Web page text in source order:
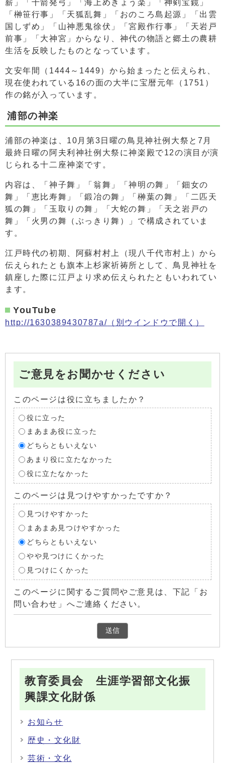
薪」「千箭発弓」「海上めきょう楽」「神剣宝鏡」
「榊笹行事」「天狐乱舞」「おのころ島起源」「出雲
国しずめ」「山神悪鬼徐伏」「宮殿作行事」「天岩戸
前事」「大神宮」からなり、神代の物語と郷土の農耕
生活を反映したものとなっています。
文安年間（1444～1449）から始まったと伝えられ、
現在使われている16の面の大半に宝暦元年（1751）
作の銘が入っています。
浦部の神楽
浦部の神楽は、10月第3日曜の鳥見神社例大祭と7月
最終日曜の阿夫利神社例大祭に神楽殿で12の演目が演
じられる十二座神楽です。
内容は、「神子舞」「翁舞」「神明の舞」「鈿女の
舞」「恵比寿舞」「鍛冶の舞」「榊葉の舞」「二匹天
狐の舞」「玉取りの舞」「大蛇の舞」「天之岩戸の
舞」「火男の舞（ぶっきり舞）」で構成されていま
す。
江戸時代の初期、阿蘇村村上（現八千代市村上）から
伝えられたとも旗本上杉家祈祷所として、鳥見神社を
鎮座した際に江戸より求め伝えられたともいわれてい
ます。
YouTube
http://1630389430787a/ （別ウインドウで開く）
ご意見をお聞かせください
このページは役に立ちましたか？
役に立った
まあまあ役に立った
どちらともいえない
あまり役に立たなかった
役に立たなかった
このページは見つけやすかったですか？
見つけやすかった
まあまあ見つけやすかった
どちらともいえない
やや見つけにくかった
見つけにくかった
このページに関するご質問やご意見は、下記「お
問い合わせ」へご連絡ください。
教育委員会 生涯学習部文化振
興課文化財係
お知らせ
歴史・文化財
芸術・文化